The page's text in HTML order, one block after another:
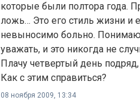
которые были полтора года.
ложь… Это его стиль жизни и
невыносимо больно. Понимаю
уважать, и это никогда не
Плачу четвертый день
Как с этим справиться?
08 ноября 2009, 13:34